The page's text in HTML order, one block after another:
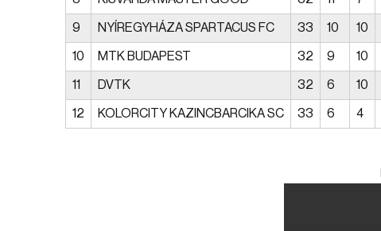
9 NYÍREGYHÁZA SPARTACUS FC 33 10 10
10 MTK BUDAPEST 32 9 10
11 DVTK 32 6 10
12 KOLORCITY KAZINCBARCIKA SC 33 6 4